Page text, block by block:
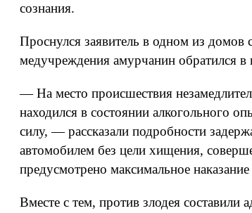
сознания.
Проснулся заявитель в одном из
медучреждения амурчанин обратился
— На место происшествия
находился в состоянии алкогольного
силу, — рассказали подробности
автомобилем без цели хищения,
предусмотрено максимальное
Вместе с тем, против злодея